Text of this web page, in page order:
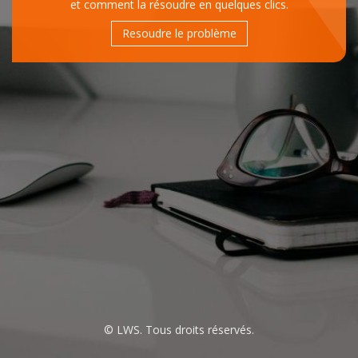
et comment la résoudre en quelques clics.
Resoudre le problème
© LWS. Tous droits réservés.